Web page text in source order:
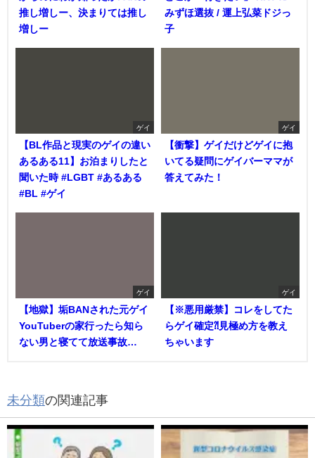
推し増しー、決まりては推し
増しー
みずほ選抜 / 運上弘菜ドジっ
子
ゲイ
【BL作品と現実のゲイの違い
あるある11】お泊まりしたと
聞いた時 #LGBT #あるある
#BL #ゲイ
ゲイ
【衝撃】ゲイだけどゲイに抱
いてる疑問にゲイバーママが
答えてみた！
ゲイ
【地獄】垢BANされた元ゲイ
YouTuberの家行ったら知ら
ない男と寝てて放送事故…
ゲイ
【※悪用厳禁】コレをしてた
らゲイ確定⁈見極め方を教え
ちゃいます
未分類の関連記事